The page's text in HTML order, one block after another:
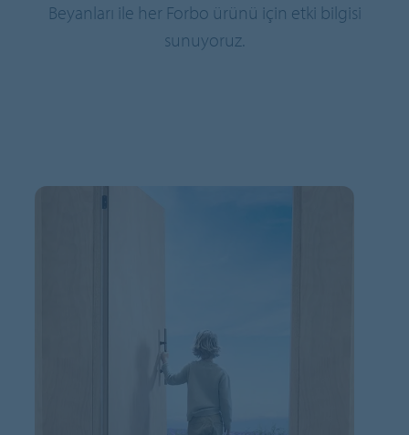
Beyanları ile her Forbo ürünü için etki bilgisi
sunuyoruz.